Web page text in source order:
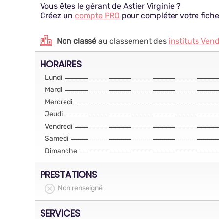
Vous êtes le gérant de Astier Virginie ?
Créez un compte PRO pour compléter votre
Non classé au classement des instituts
HORAIRES
Lundi
Mardi
Mercredi
Jeudi
Vendredi
Samedi
Dimanche
PRESTATIONS
Non renseigné
SERVICES